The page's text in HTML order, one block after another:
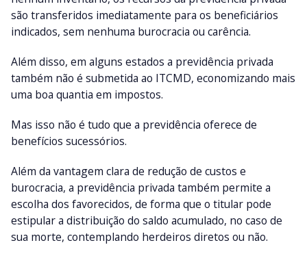
são transferidos imediatamente para os beneficiários
indicados, sem nenhuma burocracia ou carência.
Além disso, em alguns estados a previdência privada
também não é submetida ao ITCMD, economizando mais
uma boa quantia em impostos.
Mas isso não é tudo que a previdência oferece de
benefícios sucessórios.
Além da vantagem clara de redução de custos e
burocracia, a previdência privada também permite a
escolha dos favorecidos, de forma que o titular pode
estipular a distribuição do saldo acumulado, no caso de
sua morte, contemplando herdeiros diretos ou não.